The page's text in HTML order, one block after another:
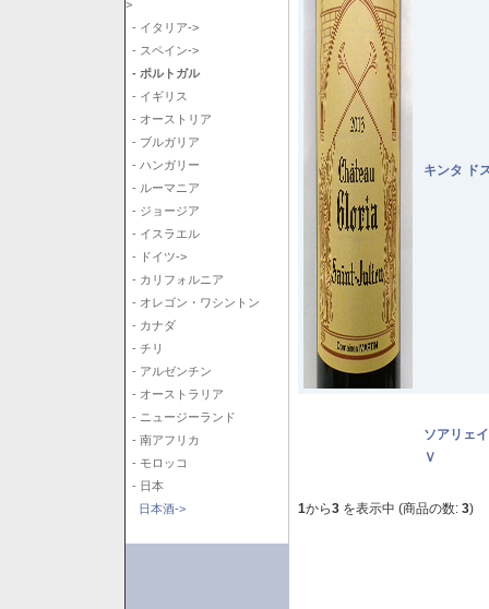
>
- イタリア->
- スペイン->
- ポルトガル
- イギリス
- オーストリア
- ブルガリア
- ハンガリー
- ルーマニア
- ジョージア
- イスラエル
- ドイツ->
- カリフォルニア
- オレゴン・ワシントン
- カナダ
- チリ
- アルゼンチン
- オーストラリア
- ニュージーランド
- 南アフリカ
- モロッコ
- 日本
日本酒->
キンタ ド
ソアリェ
Ｖ
1から3 を表示中 (商品の数: 3)